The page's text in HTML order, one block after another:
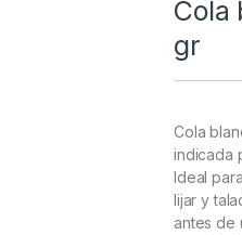
Cola
gr
Cola
indicada
Ideal
lijar y
antes de